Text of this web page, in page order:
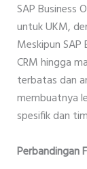
SAP Business
untuk UKM,
Meskipun SAP
CRM hingga
terbatas dan
membuatnya
spesifik dan
Perbandingan